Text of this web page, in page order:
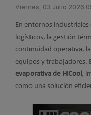
Viernes, 03 Julio 2026
En entornos
logísticos, la gestión
continuidad operativa,
equipos y trabajadores.
evaporativa de HiCool ,
como una solución